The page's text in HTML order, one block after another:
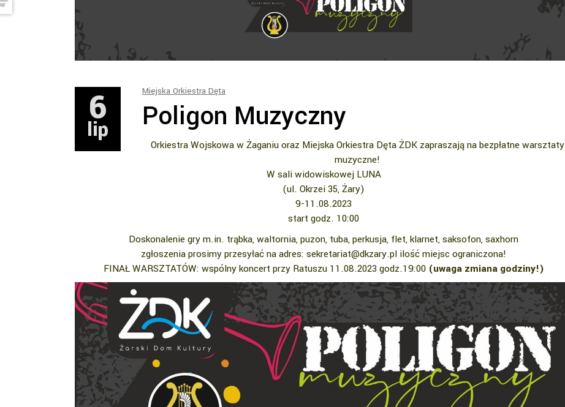
6
lip
Miejska Orkiestra Dęta
Poligon Muzyczny
Orkiestra Wojskowa w Żaganiu oraz Miejska Orkiestra Dęta ŻDK zapraszają na bezpłatne warsztaty
muzyczne!
W sali widowiskowej LUNA
(ul. Okrzei 35, Żary)
9-11.08.2023
start godz. 10:00
Doskonalenie gry m.in. trąbka, waltornia, puzon, tuba, perkusja, flet, klarnet, saksofon, saxhorn
zgłoszenia prosimy przesyłać na adres:sekretariat@dkzary.pl ilość miejsc ograniczona!
FINAŁ WARSZTATÓW: wspólny koncert przy Ratuszu 11.08.2023 godz.19:00(uwaga zmiana godziny!)